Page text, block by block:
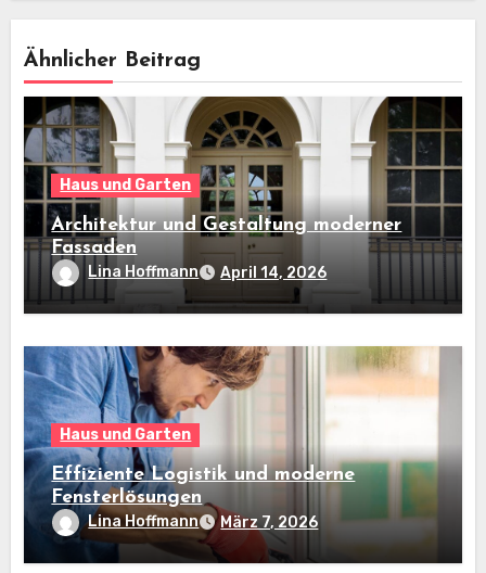
Ähnlicher Beitrag
Haus und Garten
Architektur und Gestaltung moderner
Fassaden
Lina Hoffmann April 14, 2026
Haus und Garten
Effiziente Logistik und moderne
Fensterlösungen
Lina Hoffmann März 7, 2026